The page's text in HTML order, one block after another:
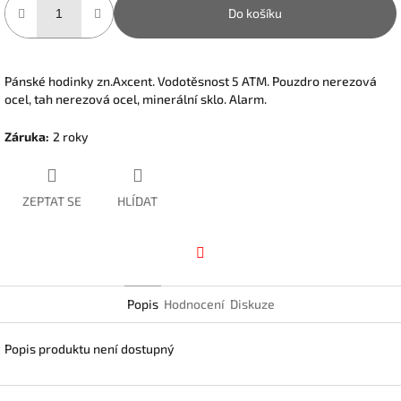
Do košíku
Pánské hodinky zn.Axcent. Vodotěsnost 5 ATM. Pouzdro nerezová
ocel, tah nerezová ocel, minerální sklo. Alarm.
Záruka: 2 roky
ZEPTAT SE HLÍDAT
Popis Hodnocení Diskuze
Popis produktu není dostupný